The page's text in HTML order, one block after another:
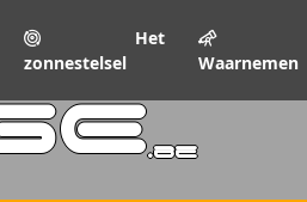
Het
zonnestelsel
Waarnemen
.be